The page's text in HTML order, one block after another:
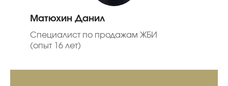
Матюхин Данил
Специалист по продажам ЖБИ
(опыт 16 лет)